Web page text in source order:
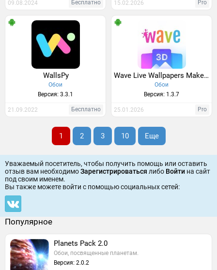
09.08.2024 Бесплатно 15.02.2026 Pro
WallsPy
Обои
Версия: 3.3.1
21.09.2022 Бесплатно
Wave Live Wallpapers Maker 3D
Обои
Версия: 1.3.7
25.01.2026 Pro
1 2 3 10 Еще
Уважаемый посетитель, чтобы получить помощь или оставить
отзыв вам необходимоЗарегистрироваться либо Войти на сайт
под своим именем.
Вы также можете войти c помощью социальных сетей:
Популярное
Planets Pack 2.0
Обои, посвященные планетам.
Версия: 2.0.2